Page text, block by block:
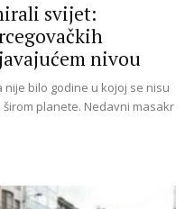
svijet:
nivou
nije bilo godine u kojoj se nisu
planete. Nedavni masakr